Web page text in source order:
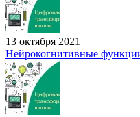
13 октября 2021
Нейрокогнитивные